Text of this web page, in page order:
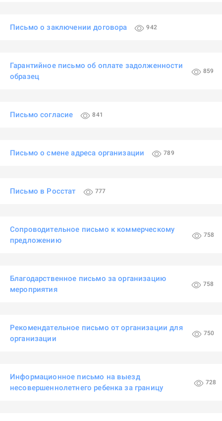
Письмо о заключении договора 942
Гарантийное письмо об оплате задолженности
образец
859
Письмо согласие 841
Письмо о смене адреса организации 789
Письмо в Росстат 777
Сопроводительное письмо к коммерческому
предложению
758
Благодарственное письмо за организацию
мероприятия
758
Рекомендательное письмо от организации для
организации
750
Информационное письмо на выезд
несовершеннолетнего ребенка за границу
728